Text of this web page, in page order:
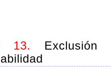
13. Exclusión